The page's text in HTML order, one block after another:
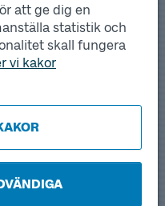
att ge dig en
statistik och
skall fungera
vi kakor